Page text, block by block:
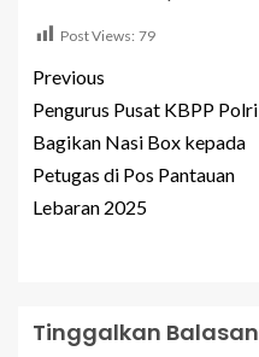
Post Views: 79
Previous
Pengurus Pusat KBPP Polri
Bagikan Nasi Box kepada
Petugas di Pos Pantauan
Lebaran 2025
Tinggalkan Balasan